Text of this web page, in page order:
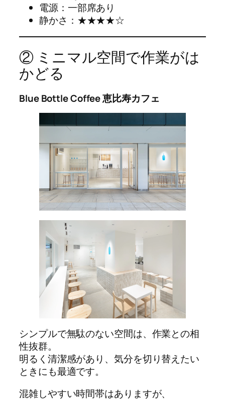
電源：一部席あり
静かさ：★★★★☆
② ミニマル空間で作業がは
かどる
Blue Bottle Coffee 恵比寿カフェ
シンプルで無駄のない空間は、作業との相
性抜群。
明るく清潔感があり、気分を切り替えたい
ときにも最適です。
混雑しやすい時間帯はありますが、